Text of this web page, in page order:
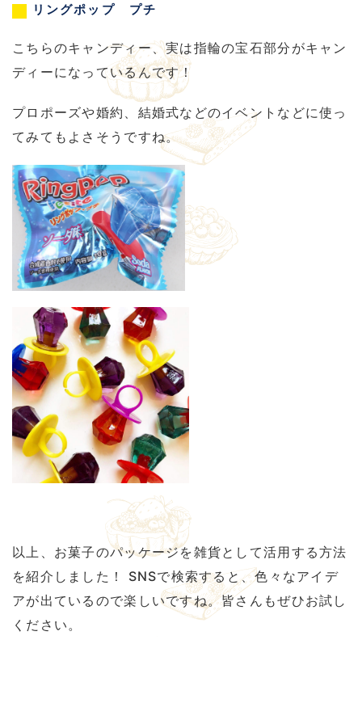
リングポップ プチ
こちらのキャンディー、実は指輪の宝石部分がキャン
ディーになっているんです！
プロポーズや婚約、結婚式などのイベントなどに使っ
てみてもよさそうですね。
以上、お菓子のパッケージを雑貨として活用する方法
を紹介しました！ SNSで検索すると、色々なアイデ
アが出ているので楽しいですね。皆さんもぜひお試し
ください。